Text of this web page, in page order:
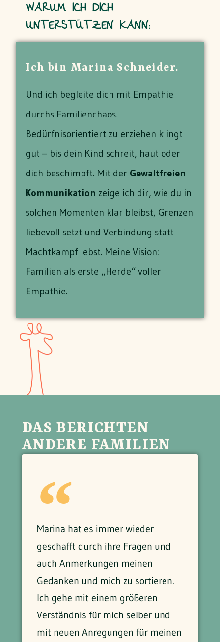
WARUM ICH DICH
UNTERSTÜTZEN KANN:
Ich bin Marina Schneider.
Und ich begleite dich mit Empathie
durchs Familienchaos.
Bedürfnisorientiert zu erziehen klingt
gut – bis dein Kind schreit, haut oder
dich beschimpft. Mit der Gewaltfreien
Kommunikation zeige ich dir, wie du in
solchen Momenten klar bleibst, Grenzen
liebevoll setzt und Verbindung statt
Machtkampf lebst. Meine Vision:
Familien als erste „Herde“ voller
Empathie.
DAS BERICHTEN
ANDERE FAMILIEN
Marina hat es immer wieder
geschafft durch ihre Fragen und
auch Anmerkungen meinen
Gedanken und mich zu sortieren.
Ich gehe mit einem größeren
Verständnis für mich selber und
mit neuen Anregungen für meinen